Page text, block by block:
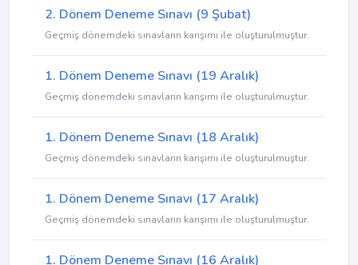
2. Dönem Deneme Sınavı (9 Şubat)
Geçmiş dönemdeki sınavların karışımı ile oluşturulmuştur.
1. Dönem Deneme Sınavı (19 Aralık)
Geçmiş dönemdeki sınavların karışımı ile oluşturulmuştur.
1. Dönem Deneme Sınavı (18 Aralık)
Geçmiş dönemdeki sınavların karışımı ile oluşturulmuştur.
1. Dönem Deneme Sınavı (17 Aralık)
Geçmiş dönemdeki sınavların karışımı ile oluşturulmuştur.
1. Dönem Deneme Sınavı (16 Aralık)